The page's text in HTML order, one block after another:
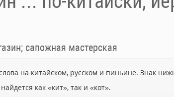
сапожная мастерская
на китайском, русском и пиньине. Знак
как «кит», так и «кот».